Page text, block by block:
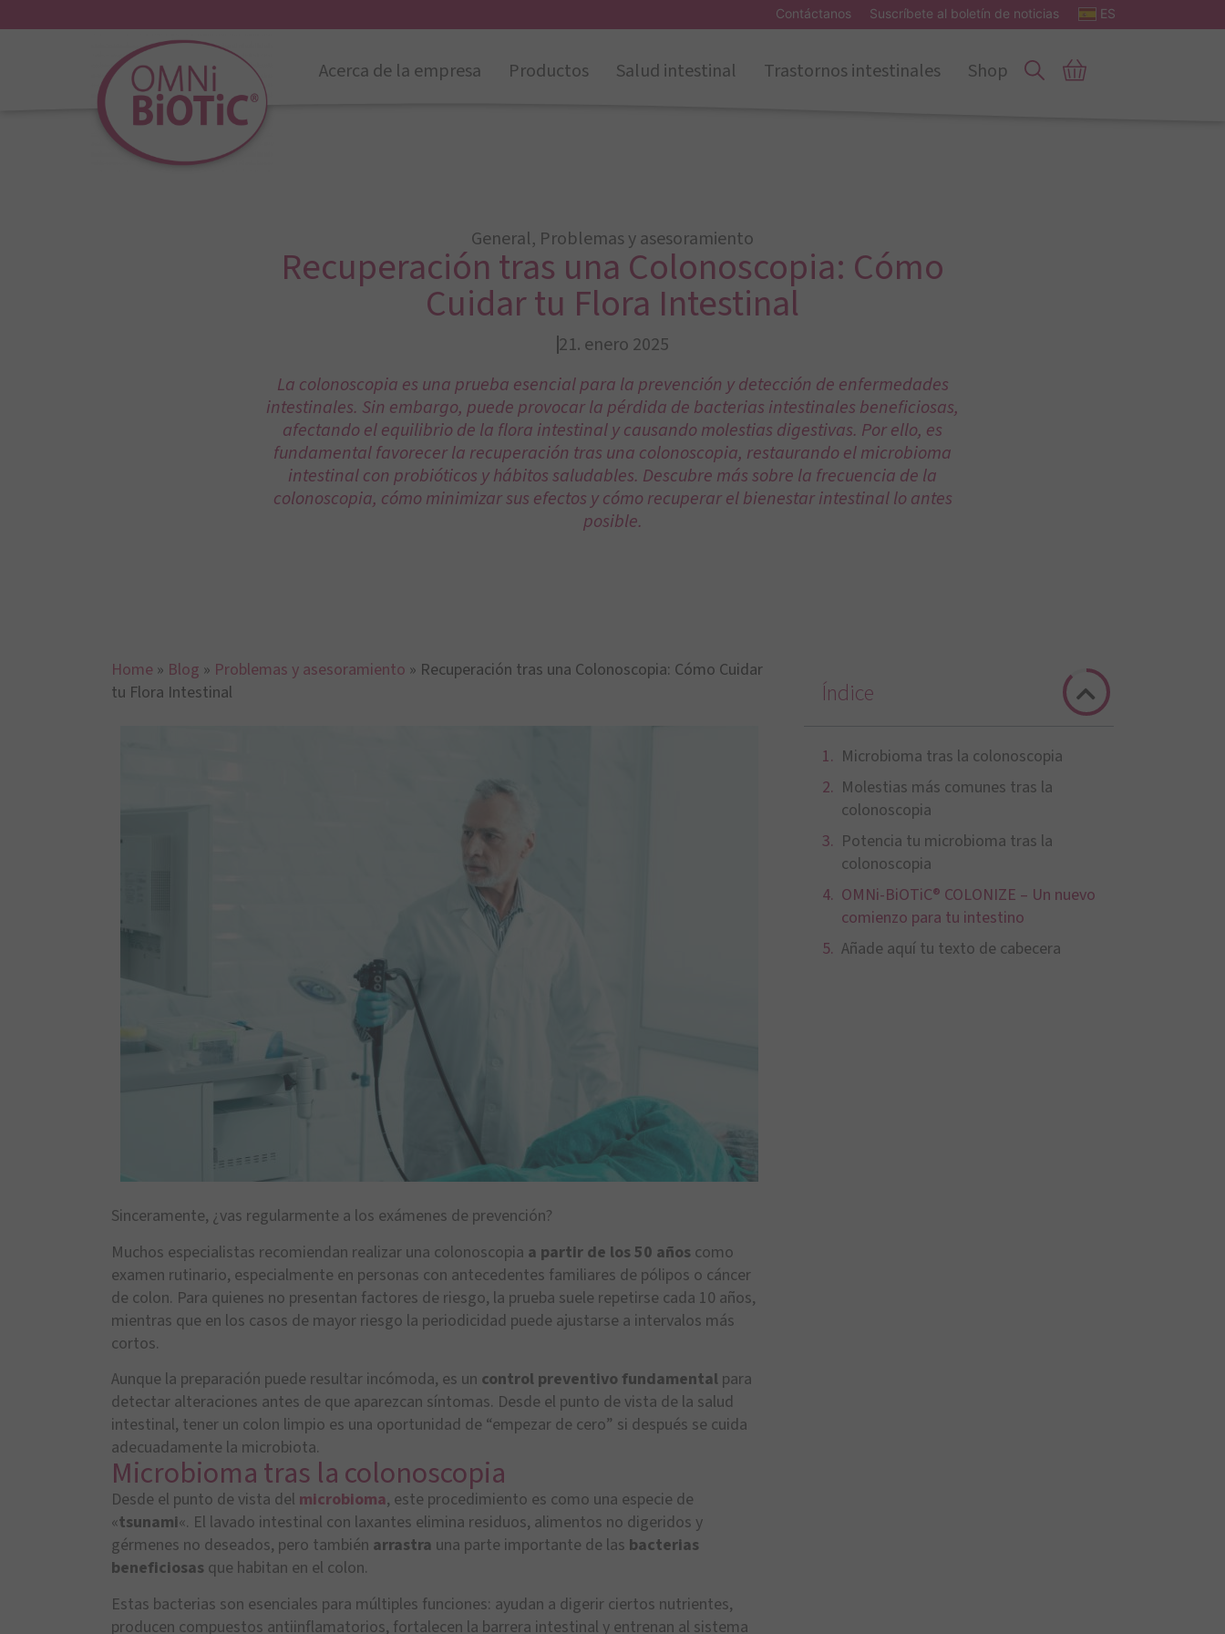
Contáctanos Suscríbete al boletín de noticias ES
Acerca de la empresa Productos Salud intestinal Trastornos intestinales Shop
General, Problemas y asesoramiento
Recuperación tras una Colonoscopia: Cómo
Cuidar tu Flora Intestinal
21. enero 2025
La colonoscopia es una prueba esencial para la prevención y detección de enfermedades
intestinales. Sin embargo, puede provocar la pérdida de bacterias intestinales beneficiosas,
afectando el equilibrio de la flora intestinal y causando molestias digestivas. Por ello, es
fundamental favorecer la recuperación tras una colonoscopia, restaurando el microbioma
intestinal con probióticos y hábitos saludables. Descubre más sobre la frecuencia de la
colonoscopia, cómo minimizar sus efectos y cómo recuperar el bienestar intestinal lo antes
posible.
Home » Blog » Problemas y asesoramiento » Recuperación tras una Colonoscopia: Cómo Cuidar
tu Flora Intestinal
Sinceramente, ¿vas regularmente a los exámenes de prevención?
Muchos especialistas recomiendan realizar una colonoscopia a partir de los 50 años como
examen rutinario, especialmente en personas con antecedentes familiares de pólipos o cáncer
de colon. Para quienes no presentan factores de riesgo, la prueba suele repetirse cada 10 años,
mientras que en los casos de mayor riesgo la periodicidad puede ajustarse a intervalos más
cortos.
Aunque la preparación puede resultar incómoda, es un control preventivo fundamental para
detectar alteraciones antes de que aparezcan síntomas. Desde el punto de vista de la salud
intestinal, tener un colon limpio es una oportunidad de “empezar de cero” si después se cuida
adecuadamente la microbiota.
Microbioma tras la colonoscopia
Desde el punto de vista del microbioma, este procedimiento es como una especie de
«tsunami«. El lavado intestinal con laxantes elimina residuos, alimentos no digeridos y
gérmenes no deseados, pero también arrastra una parte importante de las bacterias
beneficiosas que habitan en el colon.
Estas bacterias son esenciales para múltiples funciones: ayudan a digerir ciertos nutrientes,
producen compuestos antiinflamatorios, fortalecen la barrera intestinal y entrenan al sistema
Índice
Microbioma tras la colonoscopia
Molestias más comunes tras la
colonoscopia
Potencia tu microbioma tras la
colonoscopia
OMNi-BiOTiC® COLONIZE – Un nuevo
comienzo para tu intestino
Añade aquí tu texto de cabecera